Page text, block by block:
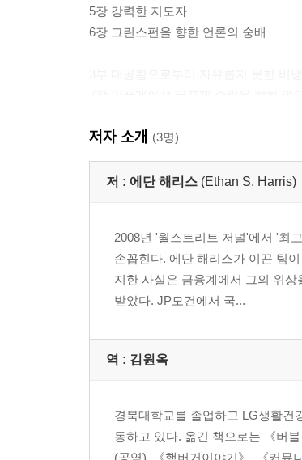
5장 강력한 지도자
6장 그린스펀을 향한 언론의 숭배
7장 인플레이션 목표제 수립을 향한 열
9장 밀실에서 나온 FRB
10장 FRB의 새로운 커뮤니케이션 방식
11장 해악은 보지도 듣지도 말하지도 말
4부 시험대에 오른 벤 버냉키
13장 위기의 세계경제대통령
14장 혹독한 시장의 평가
저자 소개 (3명)
저 : 에단 해리스 (Ethan S. Harris)
2008년 '월스트리트 저널'에서 '최
손꼽힌다. 에단 해리스가 이끈 팀
지한 사실은 금융계에서 그의 위
받았다. JP모건에서 국...
역 : 김원옥
경북대학교를 졸업하고 LG생활건
동하고 있다. 옮긴 책으로는 《버